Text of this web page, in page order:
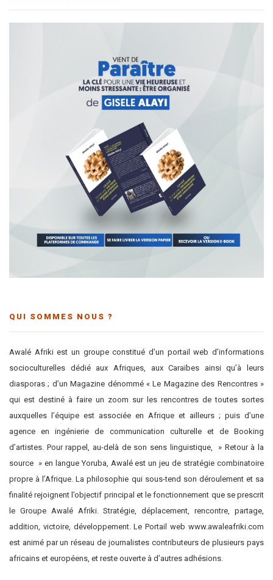
QUI SOMMES NOUS ?
Awalé Afriki est un groupe constitué d’un portail web d’informations
socioculturelles dédié aux Afriques, aux Caraïbes ainsi qu’à leurs
diasporas ; d’un Magazine dénommé « Le Magazine des Rencontres »
qui est destiné à faire un zoom sur les rencontres de toutes sortes
auxquelles l’équipe est associée en Afrique et ailleurs ; puis d’une
agence en ingénierie de communication culturelle et de Booking
d’artistes. Pour rappel, au-delà de son sens linguistique, » Retour à la
source » en langue Yoruba, Awalé est un jeu de stratégie combinatoire
propre à l’Afrique. La philosophie qui sous-tend son déroulement et sa
finalité rejoignent l’objectif principal et le fonctionnement que se prescrit
le Groupe Awalé Afriki. Stratégie, déplacement, rencontre, partage,
addition, victoire, développement. Le Portail web www.awaleafriki.com
est animé par un réseau de journalistes contributeurs de plusieurs pays
africains et européens, et reste ouverte à d’autres adhésions.